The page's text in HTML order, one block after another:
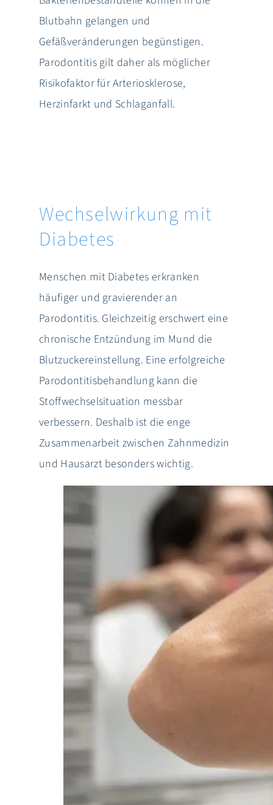
Blutbahn gelangen und
Gefäßveränderungen begünstigen.
Parodontitis gilt daher als möglicher
Risikofaktor für Arteriosklerose,
Herzinfarkt und Schlaganfall.
Wechselwirkung mit
Diabetes
Menschen mit Diabetes erkranken
häufiger und gravierender an
Parodontitis. Gleichzeitig erschwert eine
chronische Entzündung im Mund die
Blutzuckereinstellung. Eine erfolgreiche
Parodontitisbehandlung kann die
Stoffwechselsituation messbar
verbessern. Deshalb ist die enge
Zusammenarbeit zwischen Zahnmedizin
und Hausarzt besonders wichtig.